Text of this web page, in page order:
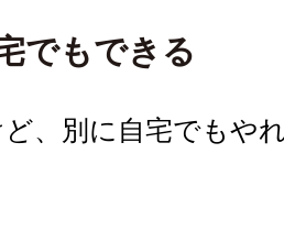
でもできる
、別に自宅でもや